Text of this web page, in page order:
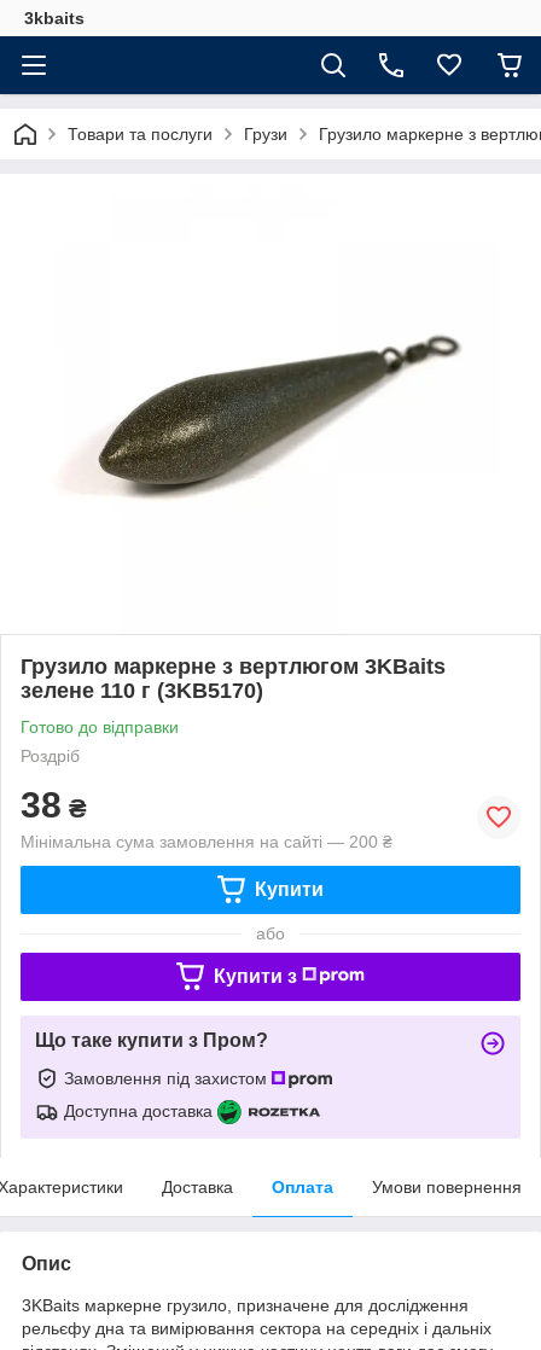
3kbaits
Товари та послуги Грузи Грузило маркерне з
Грузило маркерне з вертлюгом 3KBaits
зелене 110 г (3KB5170)
Готово до відправки
Роздріб
38 ₴
Мінімальна сума замовлення на сайті — 200 ₴
Купити
або
Купити з
Що таке купити з Пром?
Замовлення під захистом
Доступна доставка
Доставка Оплата Умови повернення
Опис
3KBaits маркерне грузило, призначене для дослідження
рельєфу дна та вимірювання сектора на середніх і дальніх